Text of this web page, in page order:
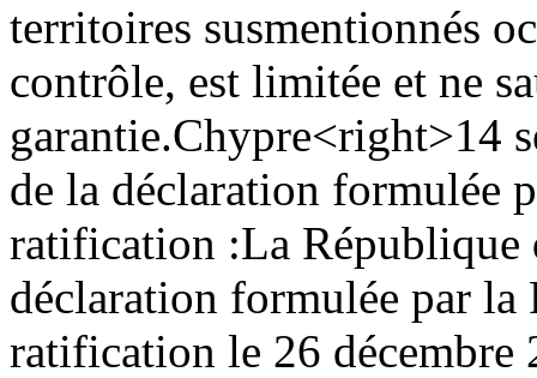
territoires susmentionnés
contrôle, est limitée et ne
garantie.Chypre<right>14
de la déclaration formulée
ratification :La République
déclaration formulée par
ratification le 26